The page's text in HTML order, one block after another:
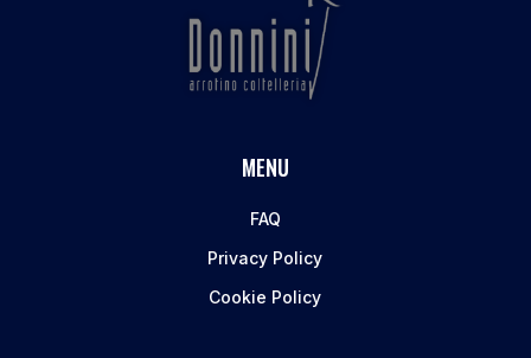
MENU
FAQ
Privacy Policy
Cookie Policy